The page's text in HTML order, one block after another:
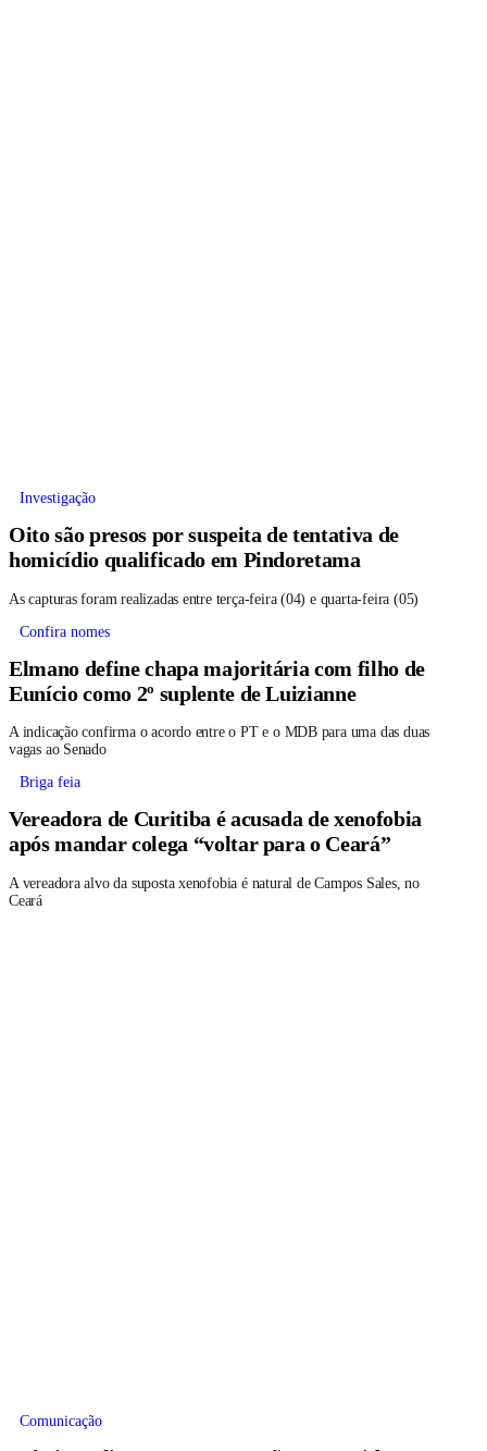
Investigação
Oito são presos por suspeita de tentativa de
homicídio qualificado em Pindoretama
As capturas foram realizadas entre terça-feira (04) e quarta-feira (05)
Confira nomes
Elmano define chapa majoritária com filho de
Eunício como 2º suplente de Luizianne
A indicação confirma o acordo entre o PT e o MDB para uma das duas
vagas ao Senado
Briga feia
Vereadora de Curitiba é acusada de xenofobia
após mandar colega “voltar para o Ceará”
A vereadora alvo da suposta xenofobia é natural de Campos Sales, no
Ceará
Comunicação